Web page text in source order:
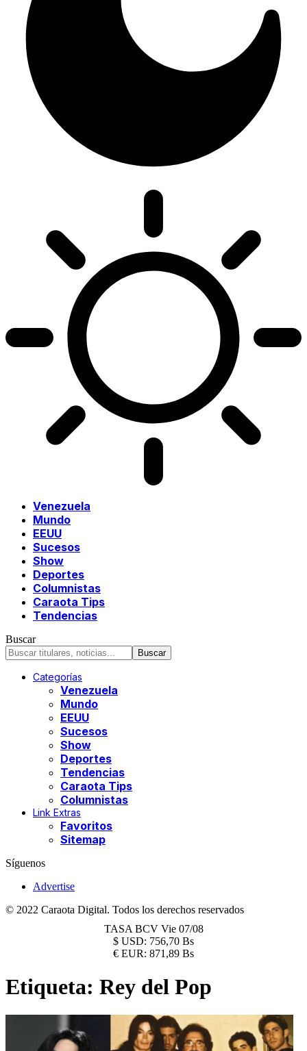
Venezuela
Mundo
EEUU
Sucesos
Show
Deportes
Columnistas
Caraota Tips
Tendencias
Buscar
Categorías
Venezuela
Mundo
EEUU
Sucesos
Show
Deportes
Tendencias
Caraota Tips
Columnistas
Link Extras
Favoritos
Sitemap
Síguenos
Advertise
© 2022 Caraota Digital. Todos los derechos reservados
TASA BCV Vie 07/08
$ USD: 756,70 Bs
€ EUR: 871,89 Bs
Etiqueta: Rey del Pop